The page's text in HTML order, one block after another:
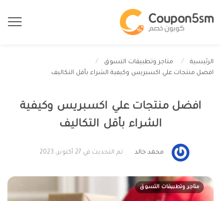
الرئيسية
متاجر وتطبيقات التسوق
افضل منتجات علي اكسبريس وكيفية الشراء بأقل التكاليف
افضل منتجات علي اكسبريس وكيفية
الشراء بأقل التكاليف
محمد خالد تم التحديث في 27 أكتوبر، 2023
متاجر وتطبيقات التسوق